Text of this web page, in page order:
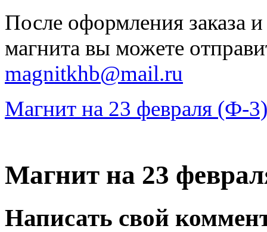
После оформления заказа
магнита вы можете
magnitkhb@mail.ru
Магнит на 23 февраля (Ф-3)
Магнит на 23
Написать свой